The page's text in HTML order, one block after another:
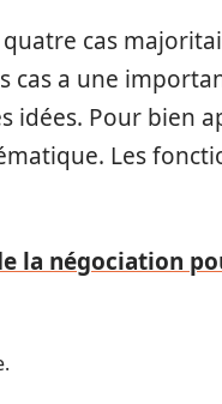
cas
cas a une
idées. Pour bien
Les
la négociation